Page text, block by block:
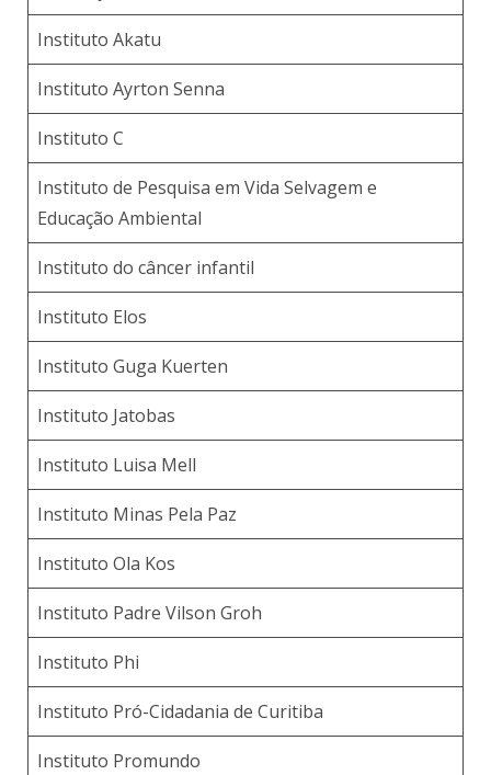
Instituto Akatu
Instituto Ayrton Senna
Instituto C
Instituto de Pesquisa em Vida Selvagem e
Educação Ambiental
Instituto do câncer infantil
Instituto Elos
Instituto Guga Kuerten
Instituto Jatobas
Instituto Luisa Mell
Instituto Minas Pela Paz
Instituto Ola Kos
Instituto Padre Vilson Groh
Instituto Phi
Instituto Pró-Cidadania de Curitiba
Instituto Promundo